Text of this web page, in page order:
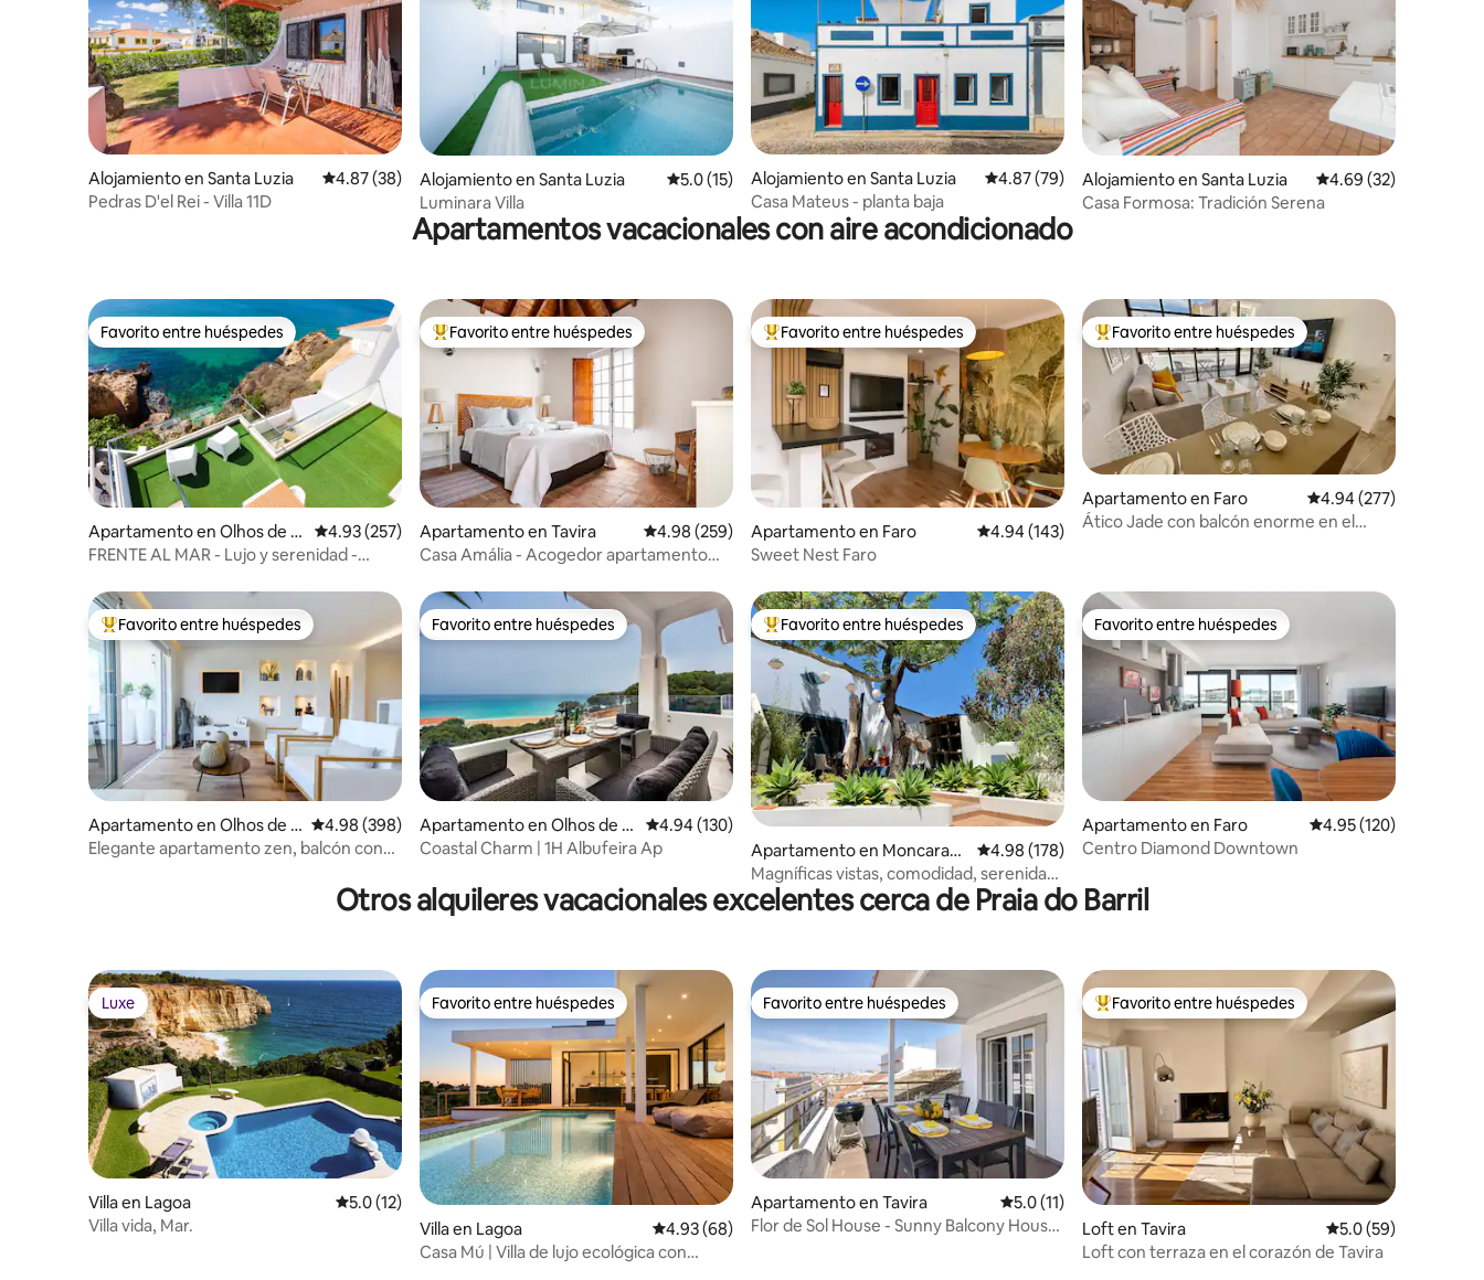
Alojamiento en Santa Luzia Calificación promedio: 4.87 de 5, 38 reseñas
4.87 (38)
Pedras D'el Rei - Villa 11D
Alojamiento en Santa Luzia Calificación promedio: 5.0 de 5, 15 reseñas
5.0 (15)
Luminara Villa
Alojamiento en Santa Luzia Calificación promedio: 4.87 de 5, 79 reseñas
4.87 (79)
Casa Mateus - planta baja
Alojamiento en Santa Luzia Calificación
4.69 (32)
Casa Formosa: Tradición Serena
Apartamentos vacacionales con aire acondicionado
Favorito entre huéspedes
Favorito entre huéspedes
Apartamento en Olhos de Á
gua
Calificación promedio: 4.93 de 5, 257 reseñas
4.93 (257)
FRENTE AL MAR - Lujo y serenidad -
Favorito entre huéspedes preferido
Favorito entre huéspedes
Apartamento en Tavira Calificación promedio: 4.98 de 5, 259 reseñas
4.98 (259)
Casa Amália - Acogedor apartamento
Favorito entre huéspedes preferido
Favorito entre huéspedes
Apartamento en Faro Calificación promedio: 4.94 de 5, 143 reseñas
4.94 (143)
Sweet Nest Faro
Favorito entre huéspedes preferido
Favorito entre huéspedes
Apartamento en Faro Calificación promedio:
4.94 (277)
Ático Jade con balcón enorme en el
Favorito entre huéspedes preferido
Favorito entre huéspedes
Apartamento en Olhos de Á
gua
Calificación promedio: 4.98 de 5, 398 reseñas
4.98 (398)
Elegante apartamento zen, balcón con
Favorito entre huéspedes
Favorito entre huéspedes
Apartamento en Olhos de Á
gua
Calificación promedio: 4.94 de 5, 130 reseñas
4.94 (130)
Coastal Charm | 1H Albufeira Ap
Favorito entre huéspedes preferido
Favorito entre huéspedes
Apartamento en Moncarapa
cho
Calificación promedio: 4.98 de 5, 178 reseñas
4.98 (178)
Magníficas vistas, comodidad, serenidad,
playa (7 km)
Favorito entre huéspedes
Favorito entre huéspedes
Apartamento en Faro Calificación promedio:
4.95 (120)
Centro Diamond Downtown
Otros alquileres vacacionales excelentes cerca de Praia do Barril
Luxe
Luxe
Villa en Lagoa Calificación promedio: 5.0 de 5, 12 reseñas
5.0 (12)
Villa vida, Mar.
Favorito entre huéspedes
Favorito entre huéspedes
Villa en Lagoa Calificación promedio: 4.93 de 5, 68 reseñas
4.93 (68)
Casa Mú | Villa de lujo ecológica con
Favorito entre huéspedes
Favorito entre huéspedes
Apartamento en Tavira Calificación promedio: 5.0 de 5, 11 reseñas
5.0 (11)
Flor de Sol House - Sunny Balcony House
Favorito entre huéspedes preferido
Favorito entre huéspedes
Loft en Tavira Calificación
5.0 (59)
Loft con terraza en el corazón de Tavira